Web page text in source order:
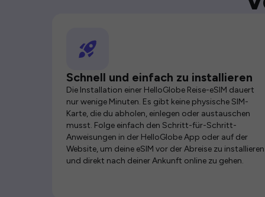
Schnell und einfach zu installieren
Die Installation einer HelloGlobe Reise-eSIM dauert
nur wenige Minuten. Es gibt keine physische SIM-
Karte, die du abholen, einlegen oder austauschen
musst. Folge einfach den Schritt-für-Schritt-
Anweisungen in der HelloGlobe App oder auf der
Website, um deine eSIM vor der Abreise zu installieren
und direkt nach deiner Ankunft online zu gehen.